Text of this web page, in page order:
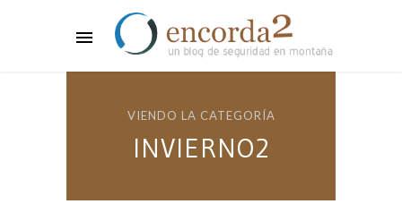
VIENDO LA CATEGORÍA
INVIERNO2